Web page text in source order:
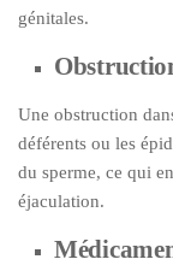
génitales.
Une obstruction
déférents ou les
du sperme, ce qui
éjaculation.